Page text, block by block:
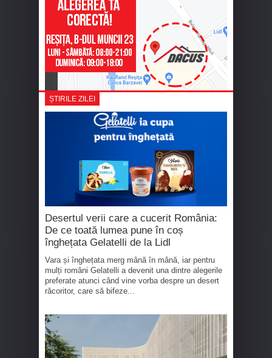
ȘTIRILE ZILEI
Desertul verii care a cucerit România:
De ce toată lumea pune în coș
înghețata Gelatelli de la Lidl
Vara și înghețata merg mână în mână, iar pentru
mulți români Gelatelli a devenit una dintre alegerile
preferate atunci când vine vorba despre un desert
răcoritor, care să bifeze...